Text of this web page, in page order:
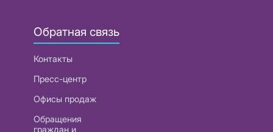
Обратная связь
Контакты
Пресс-центр
Офисы продаж
Обращения
граждан и